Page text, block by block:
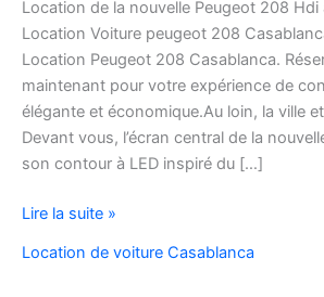
Location de la nouvelle Peugeot 208 Hdi
Location Voiture peugeot 208
Location Peugeot 208 Casablanca.
maintenant pour votre expérience de
élégante et économique.Au loin, la ville
Devant vous, l’écran central de la
son contour à LED inspiré du […]
Location
peugeot
Lire la suite »
Location de voiture Casablanca